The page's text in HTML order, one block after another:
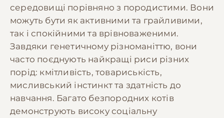
середовищі порівняно з породистими. Вони
можуть бути як активними та грайливими,
так і спокійними та врівноваженими.
Завдяки генетичному різноманіттю, вони
часто поєднують найкращі риси різних
порід: кмітливість, товариськість,
мисливський інстинкт та здатність до
навчання. Багато безпородних котів
демонструють високу соціальну